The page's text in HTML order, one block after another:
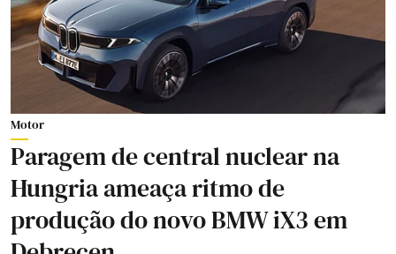
Motor
Paragem de central nuclear na
Hungria ameaça ritmo de
produção do novo BMW iX3 em